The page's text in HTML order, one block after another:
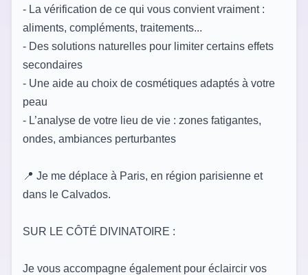
- La vérification de ce qui vous convient vraiment :
aliments, compléments, traitements...
- Des solutions naturelles pour limiter certains effets
secondaires
- Une aide au choix de cosmétiques adaptés à votre
peau
- L’analyse de votre lieu de vie : zones fatigantes,
ondes, ambiances perturbantes
📍 Je me déplace à Paris, en région parisienne et
dans le Calvados.
SUR LE CÔTÉ DIVINATOIRE :
Je vous accompagne également pour éclaircir vos